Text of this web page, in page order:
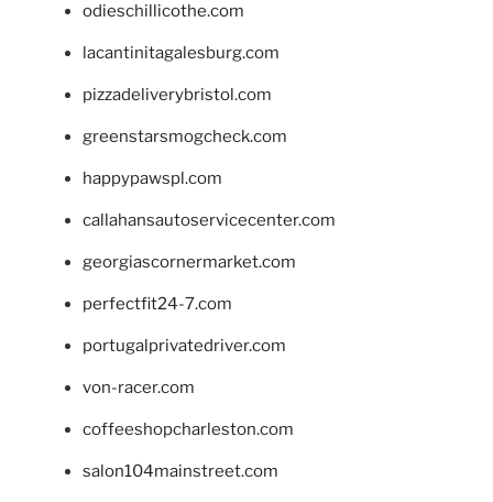
odieschillicothe.com
lacantinitagalesburg.com
pizzadeliverybristol.com
greenstarsmogcheck.com
happypawspl.com
callahansautoservicecenter.com
georgiascornermarket.com
perfectfit24-7.com
portugalprivatedriver.com
von-racer.com
coffeeshopcharleston.com
salon104mainstreet.com